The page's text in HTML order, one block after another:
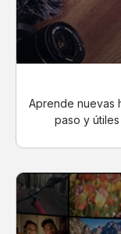
Aprende nuevas
paso y